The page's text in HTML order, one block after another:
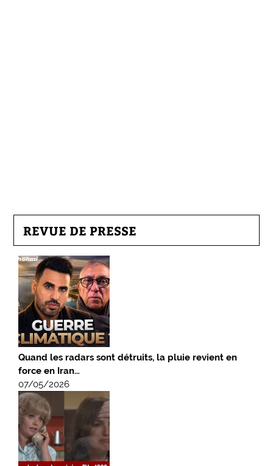
REVUE DE PRESSE
Quand les radars sont détruits, la pluie revient en
force en Iran…
07/05/2026